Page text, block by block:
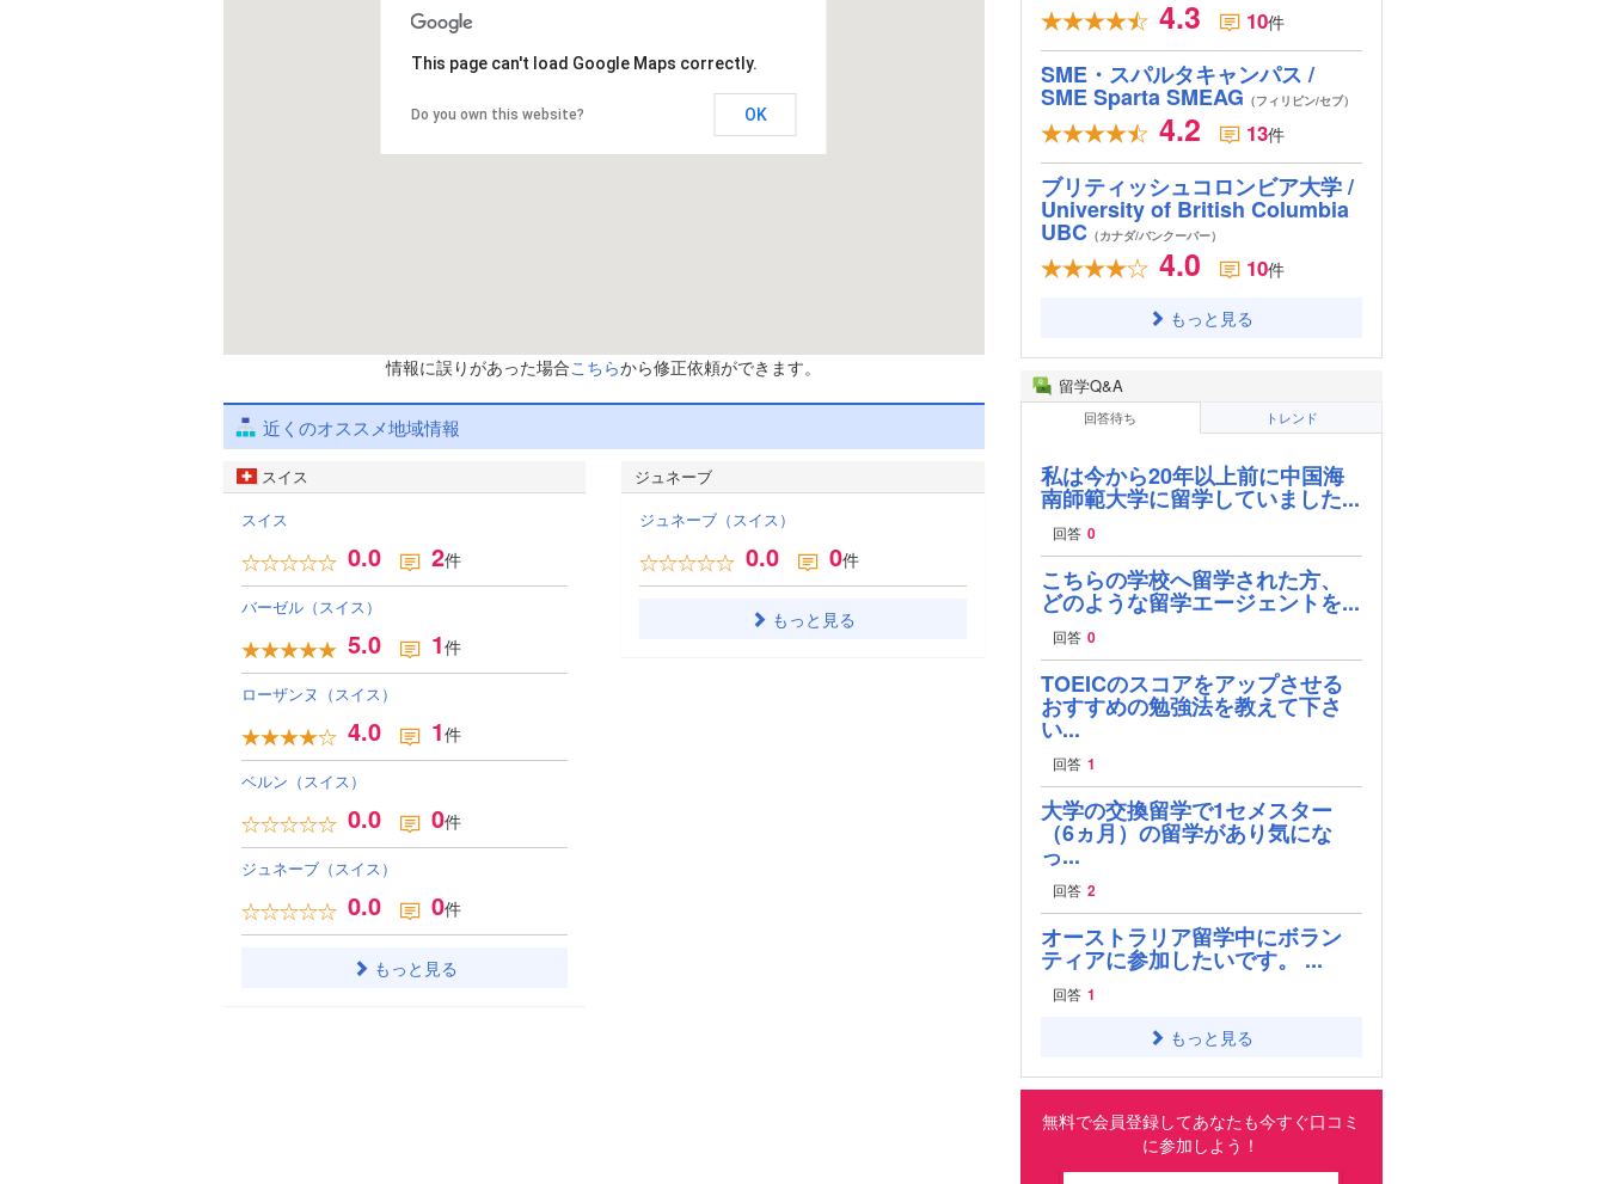
This page can't load Google Maps correctly.
Do you own this website? OK
情報に誤りがあった場合こちらから修正依頼ができます。
近くのオススメ地域情報
スイス
スイス
0.0 2件
バーゼル（スイス）
5.0 1件
ローザンヌ（スイス）
4.0 1件
ベルン（スイス）
0.0 0件
ジュネーブ（スイス）
0.0 0件
もっと見る
ジュネーブ
ジュネーブ（スイス）
0.0 0件
もっと見る
4.3 10件
SME・スパルタキャンパス /
SME Sparta SMEAG （フィリピン/セブ）
4.2 13件
ブリティッシュコロンビア大学 /
University of British Columbia
UBC（カナダ/バンクーバー）
4.0 10件
もっと見る
留学Q&A
回答待ち トレンド
私は今から20年以上前に中国海
南師範大学に留学していました...
回答 0
こちらの学校へ留学された方、
どのような留学エージェントを...
回答 0
TOEICのスコアをアップさせる
おすすめの勉強法を教えて下さ
い...
回答 1
大学の交換留学で1セメスター
（6ヵ月）の留学があり気にな
っ...
回答 2
オーストラリア留学中にボラン
ティアに参加したいです。 ...
回答 1
もっと見る
無料で会員登録してあなたも今すぐ口コミ
に参加しよう！